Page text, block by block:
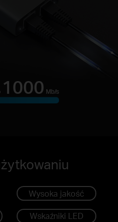
1000 Mb/s
Wysoka jakość
Wskaźniki LED